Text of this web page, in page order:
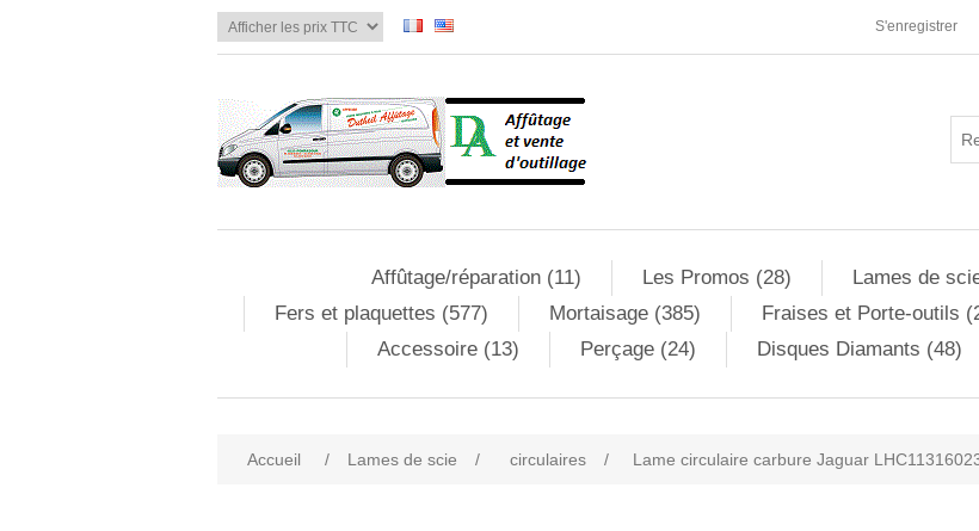
S'enregistrer
Affûtage/réparation (11) Les Promos (28) Lames de
Fers et plaquettes (577)
Mortaisage (385) Fraises et Porte-outils
Accessoire (13)
Perçage (24) Disques Diamants (48)
Accueil / Lames de scie / circulaires / Lame circulaire carbure Jaguar